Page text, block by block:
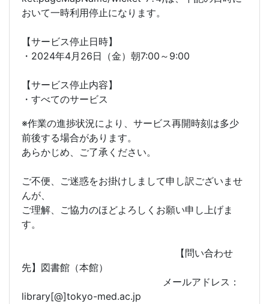
おいて一時利用停止になります。
【サービス停止日時】
・2024年4月26日（金）朝7:00～9:00
【サービス停止内容】
・すべてのサービス
※作業の進捗状況により、サービス再開時刻は多少
前後する場合があります。
あらかじめ、ご了承ください。
ご不便、ご迷惑をお掛けしまして申し訳ございませ
んが、
ご理解、ご協力のほどよろしくお願い申し上げま
す。
【問い合わせ
先】図書館（本館）
メールアドレス：
library[@]tokyo-med.ac.jp